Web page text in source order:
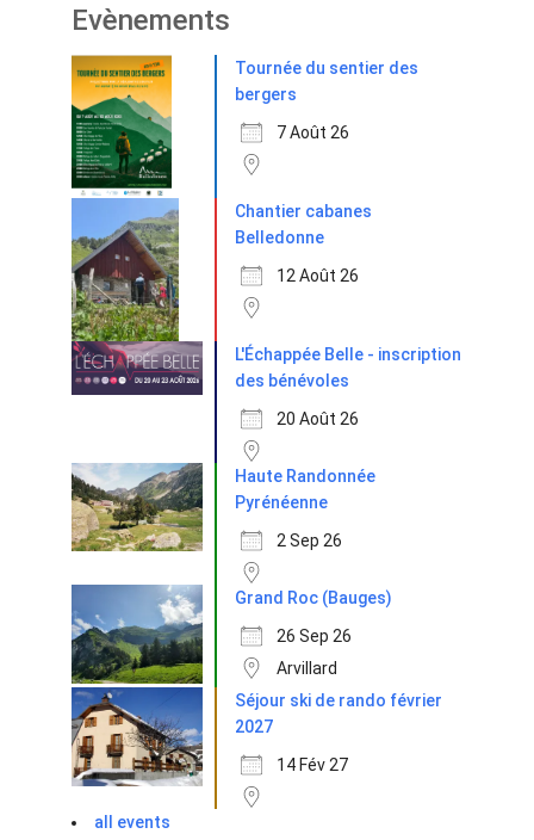
Evènements
Tournée du sentier des
bergers
7 Août 26
Chantier cabanes
Belledonne
12 Août 26
L'Échappée Belle - inscription
des bénévoles
20 Août 26
Haute Randonnée
Pyrénéenne
2 Sep 26
Grand Roc (Bauges)
26 Sep 26
Arvillard
Séjour ski de rando février
2027
14 Fév 27
all events